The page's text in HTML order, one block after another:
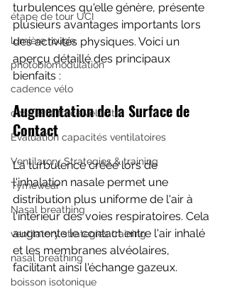
étape de tour UCI
lumière rouge
photobiomodulation
cadence vélo
contraste force vélocité
Evaluation capacités ventilatoires
Ventilarory Strategies & training
Tymewear
Nasal breathing
ventilatory strategies training
nasal breathing
boisson isotonique
turbulences qu'elle génère, présente
plusieurs avantages importants lors
des activités physiques. Voici un
aperçu détaillé des principaux
bienfaits :
Augmentation de la Surface de
Contact
La turbulence créée lors de
l'inhalation nasale permet une
distribution plus uniforme de l'air à
l'intérieur des voies respiratoires. Cela
augmente le contact entre l'air inhalé
et les membranes alvéolaires,
facilitant ainsi l'échange gazeux.